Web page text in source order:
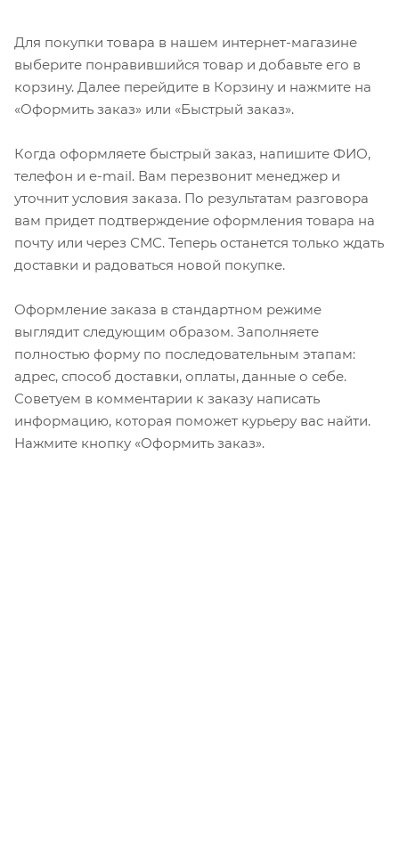
Для покупки товара в нашем интернет-магазине
выберите понравившийся товар и добавьте его в
корзину. Далее перейдите в Корзину и нажмите на
«Оформить заказ» или «Быстрый заказ».
Когда оформляете быстрый заказ, напишите ФИО,
телефон и e-mail. Вам перезвонит менеджер и
уточнит условия заказа. По результатам разговора
вам придет подтверждение оформления товара на
почту или через СМС. Теперь останется только ждать
доставки и радоваться новой покупке.
Оформление заказа в стандартном режиме
выглядит следующим образом. Заполняете
полностью форму по последовательным этапам:
адрес, способ доставки, оплаты, данные о себе.
Советуем в комментарии к заказу написать
информацию, которая поможет курьеру вас найти.
Нажмите кнопку «Оформить заказ».